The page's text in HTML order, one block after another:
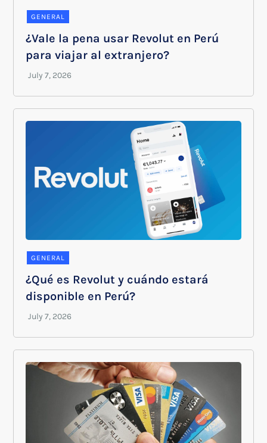
GENERAL
¿Vale la pena usar Revolut en Perú
para viajar al extranjero?
GENERAL
¿Qué es Revolut y cuándo estará
disponible en Perú?